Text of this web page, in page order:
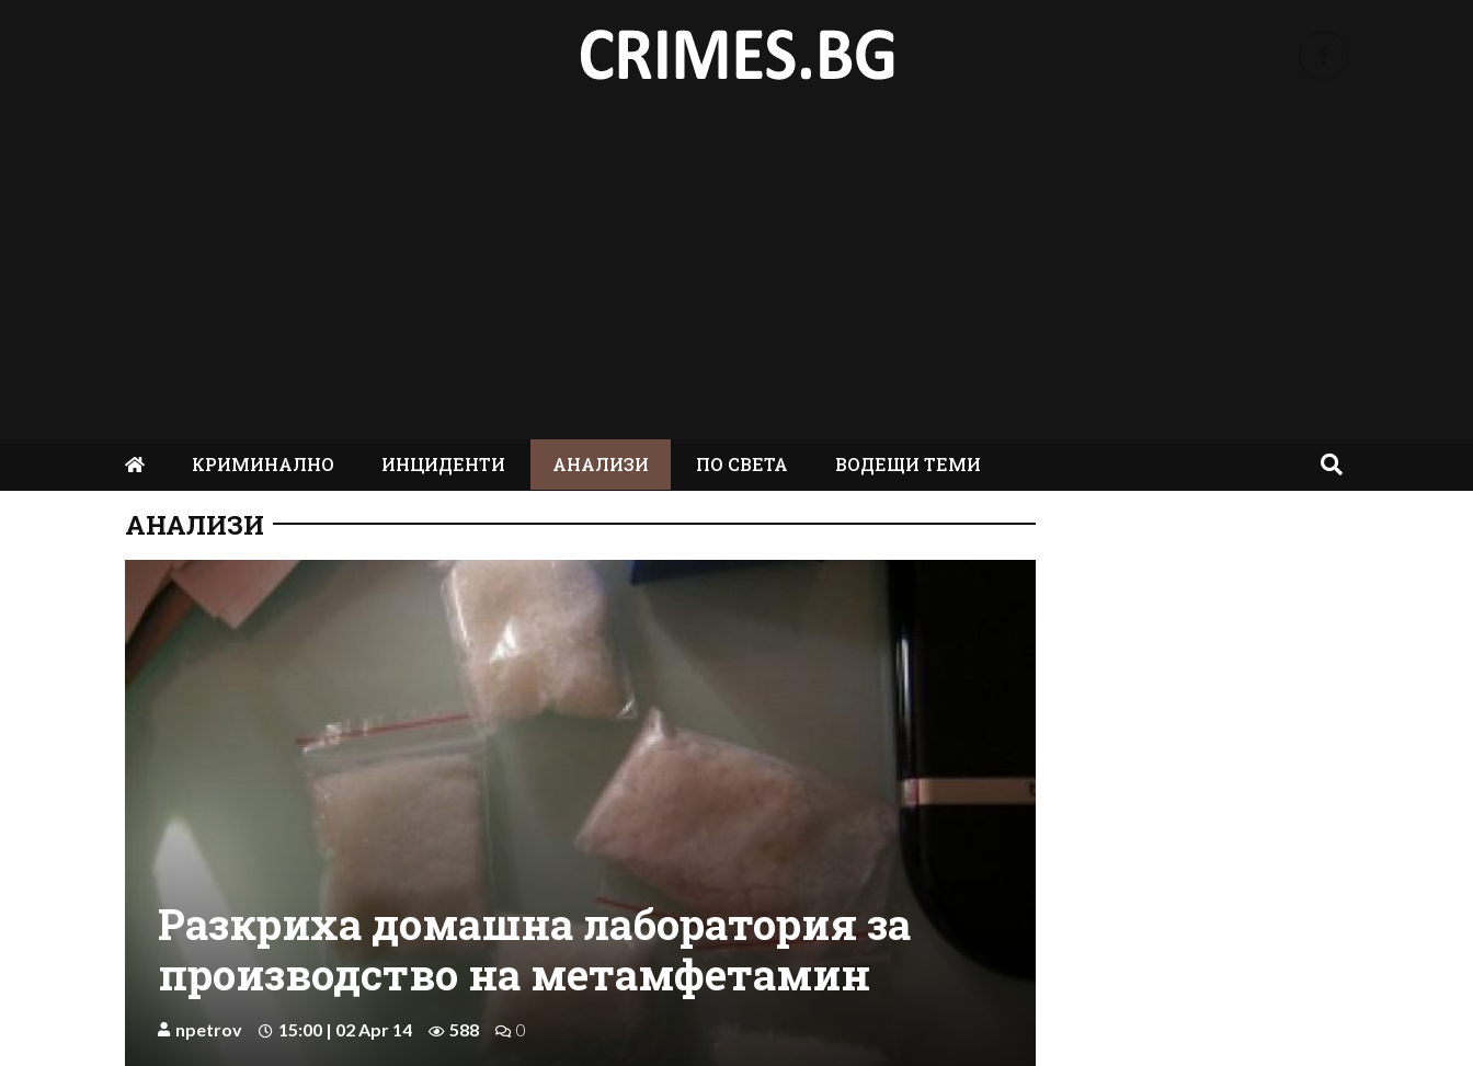
КРИМИНАЛНО ИНЦИДЕНТИ АНАЛИЗИ ПО СВЕТА ВОДЕЩИ ТЕМИ
АНАЛИЗИ
Разкриха домашна лаборатория за
производство на метамфетамин
npetrov 15:00 | 02 Apr 14 588 0